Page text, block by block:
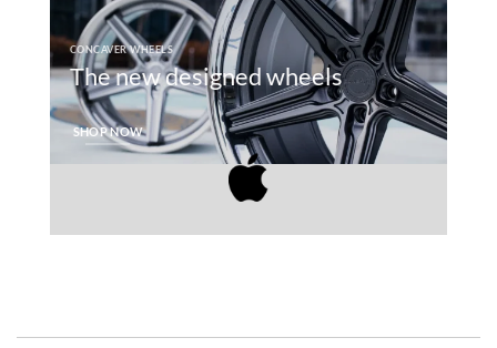
CONCAVER WHEELS
The new designed wheels
SHOP NOW